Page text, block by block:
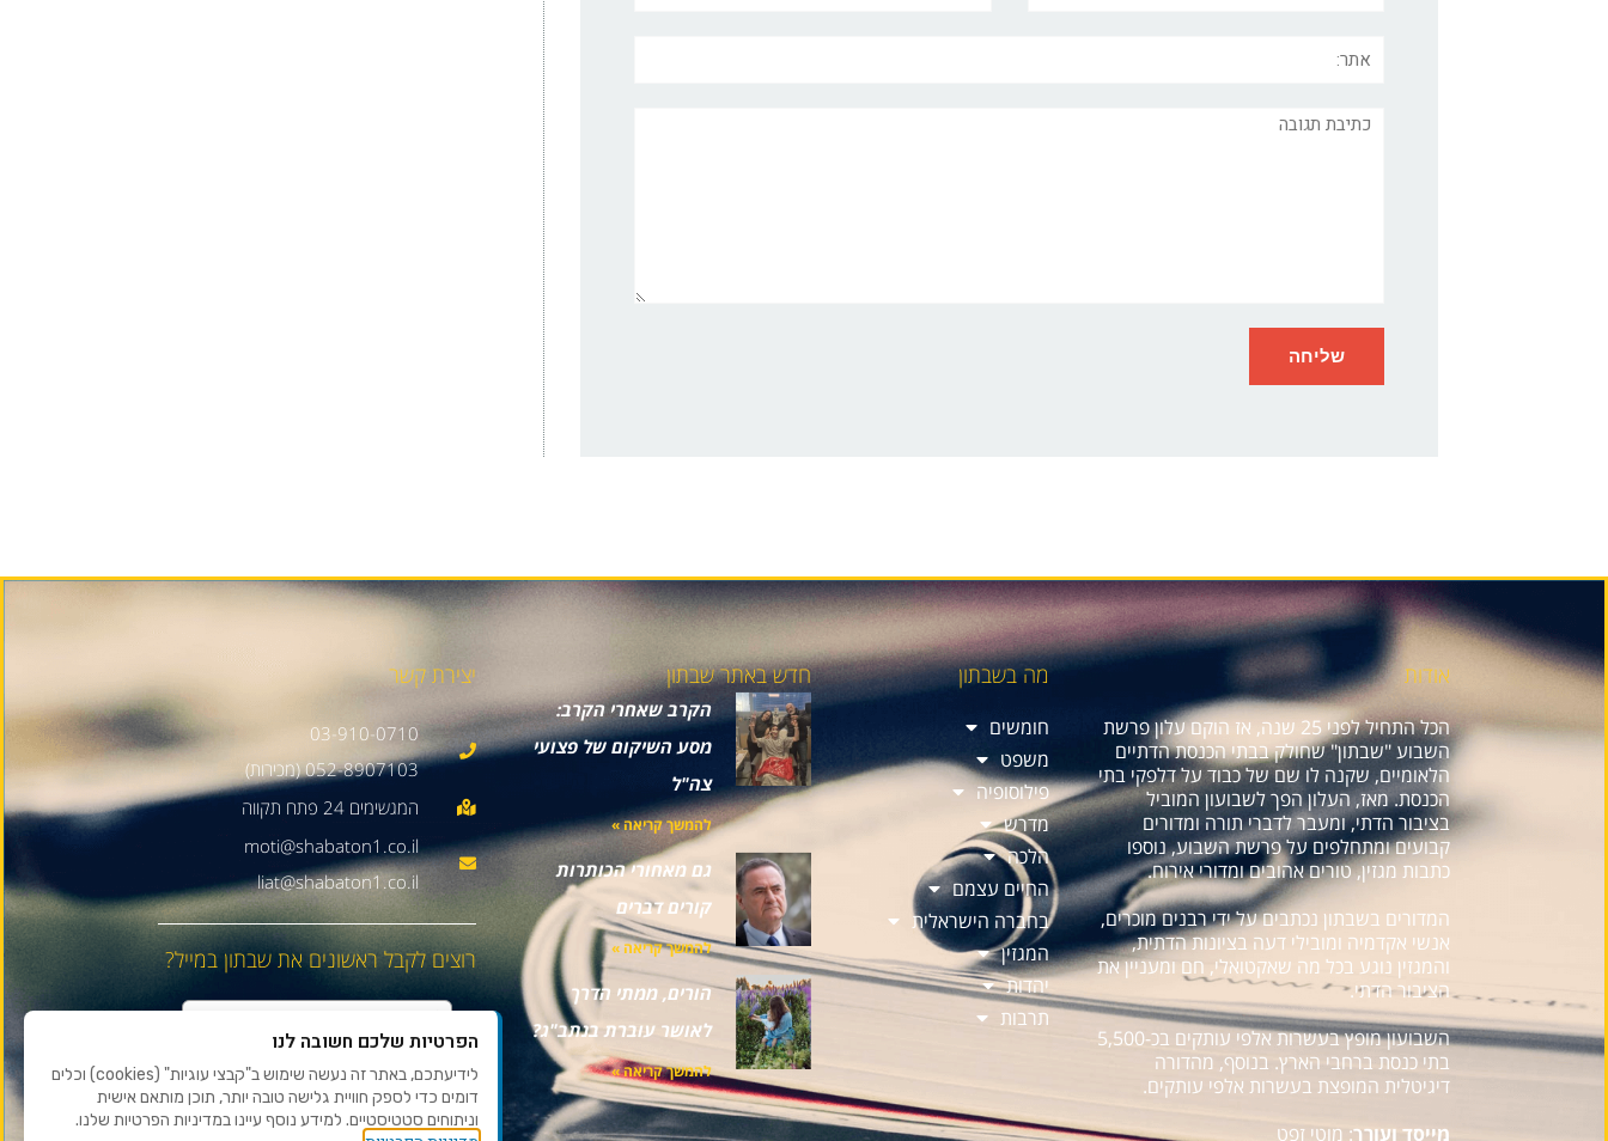
תגובה
אודות
הכל התחיל לפני 25 שנה, אז הוקם עלון פרשת
השבוע "שבתון" שחולק בבתי הכנסת הדתיים
הלאומיים, שקנה לו שם של כבוד על דלפקי בתי
הכנסת. מאז, העלון הפך לשבועון המוביל
בציבור הדתי, ומעבר לדברי תורה ומדורים
קבועים ומתחלפים על פרשת השבוע, נוספו
כתבות מגזין, טורים אהובים ומדורי אירוח.
המדורים בשבתון נכתבים על ידי רבנים מוכרים,
אנשי אקדמיה ומובילי דעה בציונות הדתית,
והמגזין נוגע בכל מה שאקטואלי, חם ומעניין את
הציבור הדתי.
השבועון מופץ בעשרות אלפי עותקים בכ-5,500
בתי כנסת ברחבי הארץ. בנוסף, מהדורה
דיגיטלית המופצת בעשרות אלפי עותקים.
מייסד ועורך: מוטי זפט
מה בשבתון
חומשים
משפט
פילוסופיה
מדרש
הלכה
החיים עצמם
בחברה הישראלית
המגזין
יהדות
תרבות
חדש באתר שבתון
הקרב שאחרי הקרב:
מסע השיקום של פצועי
צה"ל
להמשך קריאה »
גם מאחורי הכותרות
קורים דברים
להמשך קריאה »
הורים, ממתי הדרך
לאושר עוברת בנתב"ג?
להמשך קריאה »
יצירת קשר
03-910-0710
052-8907103 (מכירות)
moti@shabaton1.co.il
liat@shabaton1.co.il
רוצים לקבל ראשונים את שבתון במייל?
הפרטיות שלכם חשובה לנו
לידיעתכם, באתר זה נעשה שימוש ב"קבצי עוגיות" (cookies) וכלים
דומים כדי לספק חוויית גלישה טובה יותר, תוכן מותאם אישית
וניתוחים סטטיסטיים. למידע נוסף עיינו במדיניות הפרטיות שלנו.